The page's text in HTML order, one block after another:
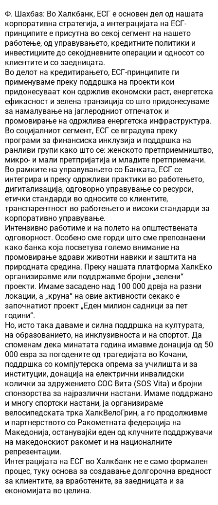
Ф. Шахбаз: Во Халкбанк, ЕСГ е основен дел од нашата
корпоративна стратегија, а интеграцијата на ЕСГ-
принципите е присутна во секој сегмент на нашето
работење, од управувањето, кредитните политики и
инвестициите до секојдневните операции и односот со
клиентите и со заедницата.
Во делот на кредитирањето, ЕСГ-принципите ги
применуваме преку поддршка на проекти кои
придонесуваат кон одржлив економски раст, енергетска
ефикасност и зелена транзиција со што придонесуваме
за намалување на јаглеродниот отпечаток и
промовирање на одржлива енергетска инфраструктура.
Во социјалниот сегмент, ЕСГ се вградува преку
програми за финансиска инклузија и поддршка на
ранливи групи како што се: женското претприемништво,
микро- и мали претпријатија и младите претприемачи.
Во рамките на управувањето со Банката, ЕСГ се
интегрира и преку одржливи практики во работењето,
дигитализација, одговорно управување со ресурси,
етички стандарди во односите со клиентите,
транспарентност во работењето и високи стандарди за
корпоративно управување.
Интензивно работиме и на полето на општествената
одговорност. Особено сме горди што сме препознаени
како банка која посветува големо внимание на
промовирање здрави животни навики и заштита на
природната средина. Преку нашата платформа ХалкЕко
организиравме или поддржавме бројни „зелени“
проекти. Имаме засадено над 100 000 дрвја на разни
локации, а „круна“ на овие активности секако е
започнатиот проект „Еден милион садници за пет
години“.
Но, исто така даваме и силна поддршка на културата,
на образованието, на инклузивноста и на спортот. Да
споменам дека минатата година имавме донација од 50
000 евра за погодените од трагедијата во Кочани,
поддршка со компјутерска опрема за училишта и за
институции, донација на електрични инвалидски
колички за здружението СОС Вита (SOS Vita) и бројни
спонзорства за најразлични настани. Имаме поддржано
и многу спортски настани, ја организираме
велосипедската трка ХалкВелоГрин, а го продолживме
и партнерството со Ракометната федерација на
Македонија, останувајќи еден од клучните поддржувачи
на македонскиот ракомет и на националните
репрезентации.
Интеграцијата на ЕСГ во Халкбанк не е само формален
процес, туку основа за создавање долгорочна вредност
за клиентите, за вработените, за заедницата и за
економијата во целина.